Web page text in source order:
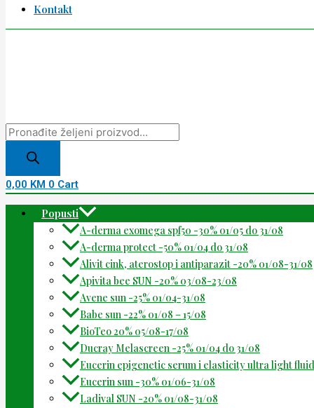
Kontakt
0,00 KM 0 Cart
Popusti
A-derma exomega spf50 -30% 01/05 do 31/08
A-derma protect -50% 01/04 do 31/08
Alivit cink, aterostop i antiparazit -20% 01/08-31/08
Apivita bee SUN -20% 03/08-23/08
Avene sun -25% 01/04-31/08
Babe sun -22% 01/08 – 15/08
BioTeo 20% 05/08-17/08
Ducray Melascreen -25% 01/04 do 31/08
Eucerin epigenetic serum i elasticity ultra light
Eucerin sun -30% 01/06-31/08
Ladival SUN -20% 01/08-31/08